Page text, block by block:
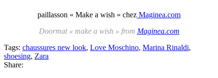
paillasson « Make a wish » chez Maginea.com
Doormat « make a wish » from Maginea.com
Tags: chaussures new look, Love Moschino, Marina Rinaldi,
shoesing, Zara
Share: